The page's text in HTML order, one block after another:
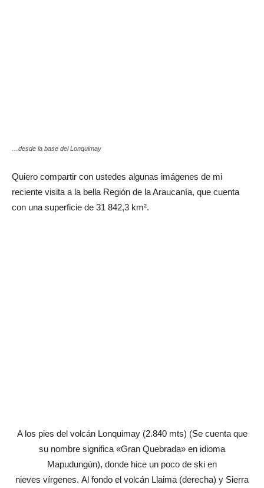
…desde la base del Lonquimay
Quiero compartir con ustedes algunas imágenes de mi
reciente visita a la bella Región de la Araucanía, que cuenta
con una superficie de 31 842,3 km².
A los pies del volcán Lonquimay (2.840 mts) (Se cuenta que
su nombre significa «Gran Quebrada» en idioma
Mapudungún), donde hice un poco de ski en
nieves vírgenes. Al fondo el volcán Llaima (derecha) y Sierra